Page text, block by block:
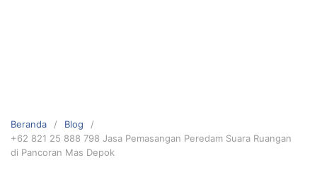
Beranda
Blog
+62 821 25 888 798 Jasa Pemasangan Peredam Suara Ruangan
di Pancoran Mas Depok